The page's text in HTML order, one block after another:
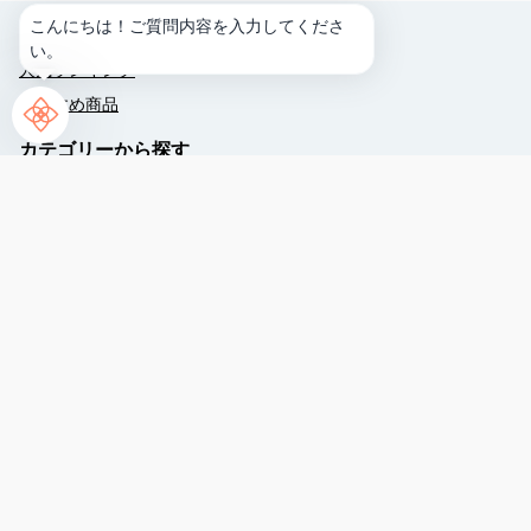
ランキング
人気ランキング
おすすめ商品
カテゴリーから探す
こんにちは！ご質問内容を入力してくださ
い。
テ
ル
谷
茶
ベ
イ